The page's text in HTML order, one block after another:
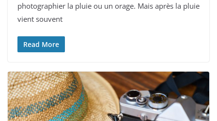
photographier la pluie ou un orage. Mais après la pluie
vient souvent
Read More